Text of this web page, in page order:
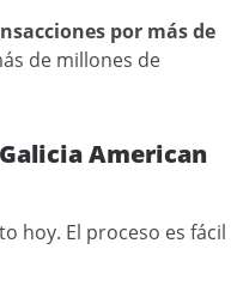
por más de
de millones de
American
hoy. El proceso es fácil